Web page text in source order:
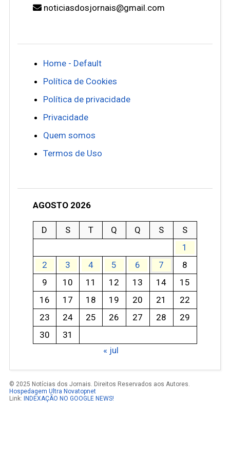
noticiasdosjornais@gmail.com
Home - Default
Política de Cookies
Política de privacidade
Privacidade
Quem somos
Termos de Uso
AGOSTO 2026
D S T Q Q S
S
1
2
3 4 5 6 7
8
9
10 11 12 13 14
15
16
17 18 19 20 21
22
23
24 25 26 27 28
29
30
31
« jul
© 2025 Notícias dos Jornais. Direitos Reservados aos Autores.
Hospedagem Ultra Novatopnet
Link: INDEXAÇÃO NO GOOGLE NEWS!